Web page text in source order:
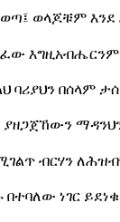
ወላጆቹም እንደ
እግዚአብሔርንም
ባሪያህን በሰላም
ብርሃን
ነገር ይደነቁ